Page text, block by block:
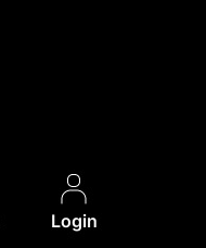
Login